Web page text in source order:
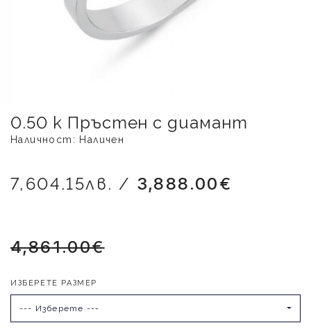
0.50 k Пръстен с диамант
Наличност: Наличен
7,604.15лв. / 3,888.00€
4,861.00€
ИЗБЕРЕТЕ РАЗМЕР
--- Изберете ---